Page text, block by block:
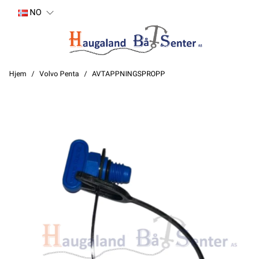
NO
Hjem Volvo Penta AVTAPPNINGSPROPP